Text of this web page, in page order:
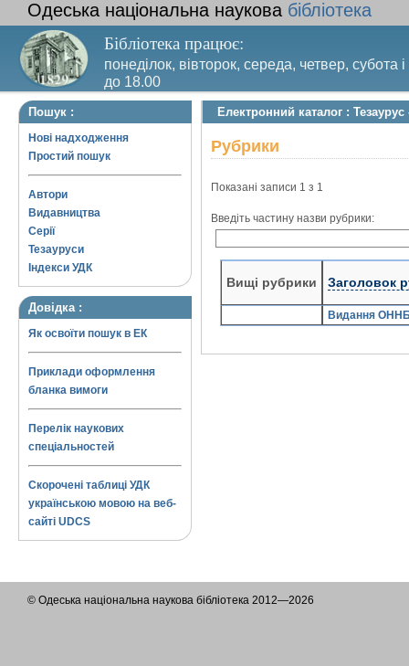
Одеська національна наукова бібліотека
Бібліотека працює:
понеділок, вівторок, середа, четвер, субота
до 18.00
Вихідний день – п’ятниця. Останній четвер
Пошук :
Нові надходження
Простий пошук
Автори
Видавництва
Серії
Тезауруси
Індекси УДК
Довідка :
Як освоїти пошук в ЕК
Приклади оформлення
бланка вимоги
Перелік наукових
спеціальностей
Скорочені таблиці УДК
українською мовою на веб-
сайті UDCS
Електронний каталог :
Рубрики
Показані записи 1 з 1
Введіть частину назви рубрики:
Вищі рубрики Заголовок
Видання
© Одеська національна наукова бібліотека 2012—2026